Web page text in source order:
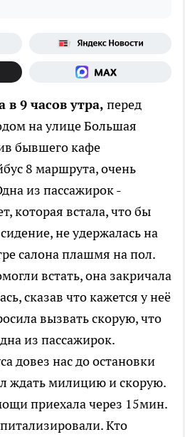
в 9 часов утра, перед
на улице Большая
бывшего кафе
8 маршрута, очень
из пассажирок -
которая встала, что бы
не удержалась на
салона плашмя на пол.
встать, она закричала
сказав что кажется у неё
вызвать скорую, что
из пассажирок.
довез нас до остановки
ждать милицию и скорую.
приехала через 15мин.
Кто